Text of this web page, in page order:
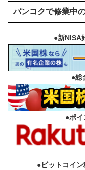
バンコクで修業中
●新NISA
●総
●ポ
●ビットコイ